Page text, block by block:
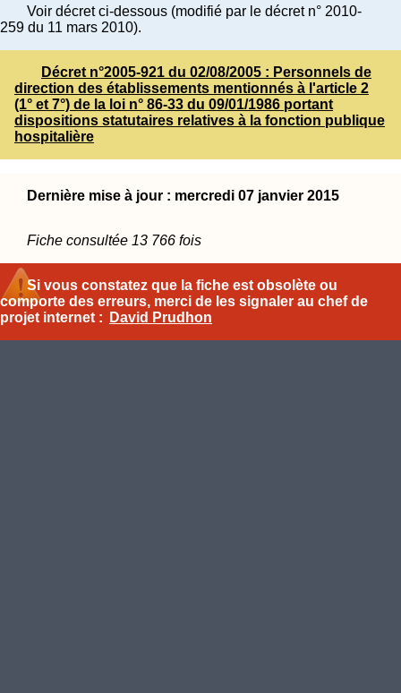
Voir décret ci-dessous (modifié par le décret n° 2010-
259 du 11 mars 2010).
Décret n°2005-921 du 02/08/2005 : Personnels de
direction des établissements mentionnés à l'article 2
(1° et 7°) de la loi n° 86-33 du 09/01/1986 portant
dispositions statutaires relatives à la fonction publique
hospitalière
Dernière mise à jour : mercredi 07 janvier 2015
Fiche consultée 13 766 fois
Si vous constatez que la fiche est obsolète ou
comporte des erreurs, merci de les signaler au chef de
projet internet :
David Prudhon